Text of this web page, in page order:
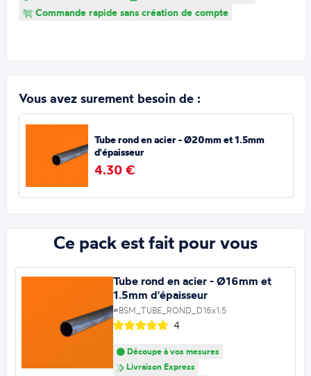
Commande rapide sans création de compte
Vous avez surement besoin de :
Tube rond en acier - Ø20mm et 1.5mm
d'épaisseur
4.30 €
Ce pack est fait pour vous
Tube rond en acier - Ø16mm et
1.5mm d'épaisseur
#BSM_TUBE_ROND_D16x1.5
4
Découpe à vos mesures
Livraison Express